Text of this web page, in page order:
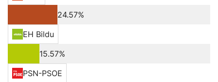
24.57%
EH Bildu
15.57%
PSN-PSOE